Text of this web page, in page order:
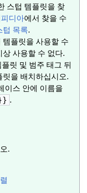
스텁 템플릿을 찾
디아에서 찾을 수
목록.
플릿을 사용할 수
사용할 수 없다.
릿 및 범주 태그 뒤
을 배치하십시오.
이스 안에 이름을
.
.